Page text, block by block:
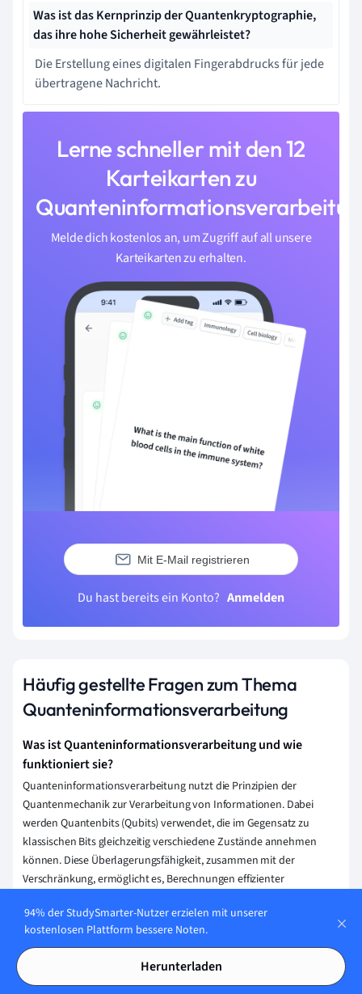
Was ist das Kernprinzip der Quantenkryptographie,
das ihre hohe Sicherheit gewährleistet?
Die Erstellung eines digitalen Fingerabdrucks für jede
übertragene Nachricht.
Lerne schneller mit den 12
Karteikarten zu
Melde dich kostenlos an, um Zugriff auf all unsere
Karteikarten zu erhalten.
Mit E-Mail registrieren
Du hast bereits ein Konto? Anmelden
Häufig gestellte Fragen zum Thema
Quanteninformationsverarbeitung
Was ist Quanteninformationsverarbeitung und wie
funktioniert sie?
Quanteninformationsverarbeitung nutzt die Prinzipien der
Quantenmechanik zur Verarbeitung von Informationen. Dabei
werden Quantenbits (Qubits) verwendet, die im Gegensatz zu
klassischen Bits gleichzeitig verschiedene Zustände annehmen
können. Diese Überlagerungsfähigkeit, zusammen mit der
Verschränkung, ermöglicht es, Berechnungen effizienter
Welche beruflichen Perspektiven gibt es nach einem
Studium in Quanteninformationsverarbeitung?
Nach einem Studium in Quanteninformationsverarbeitung hast du
Karrieremöglichkeiten in der Forschung und Entwicklung, bei
94% der StudySmarter-Nutzer erzielen mit unserer
kostenlosen Plattform bessere Noten.
Herunterladen